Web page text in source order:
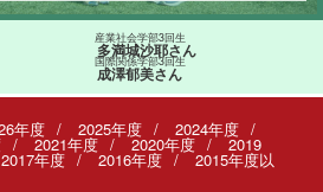
産業社会学部3回生
多満城沙耶さん
国際関係学部3回生
成澤郁美さん
年度 2025年度 2024年度
2021年度 2020年度 2019
2017年度 2016年度 2015年度以